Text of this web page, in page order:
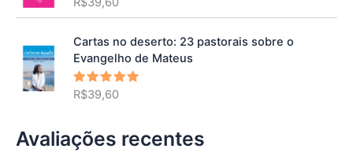
de 5
Cartas no deserto: 23 pastorais sobre o
Evangelho de Mateus
Avaliação
de 5
R$39,60
Avaliações recentes